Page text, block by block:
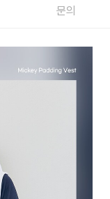
문의